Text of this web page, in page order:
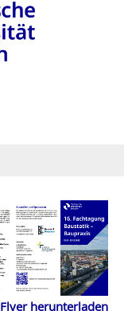
Flyer herunterladen